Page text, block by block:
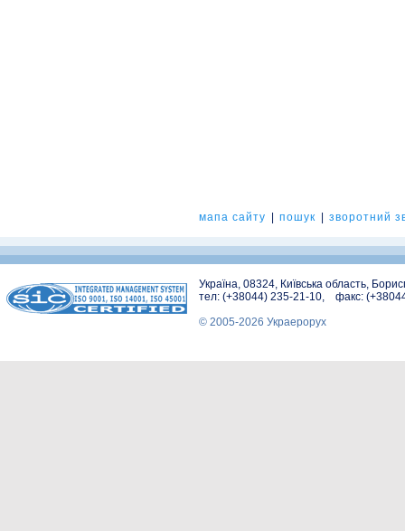
мапа сайту пошук зворотний
Україна, 08324, Київська область,
тел: (+38044) 235-21-10, факс:
© 2005-2026 Украерорух